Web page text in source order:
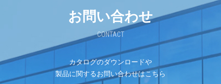
お問い合わせ
CONTACT
カタログのダウンロードや
製品に関するお問い合わせはこちら